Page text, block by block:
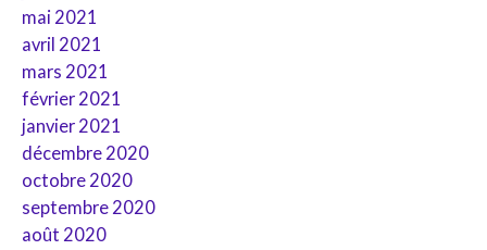
mai 2021
avril 2021
mars 2021
février 2021
janvier 2021
décembre 2020
octobre 2020
septembre 2020
août 2020